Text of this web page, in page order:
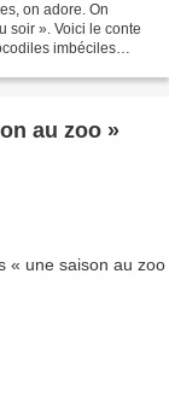
on adore. On
soir ». Voici le conte
imbéciles
au zoo »